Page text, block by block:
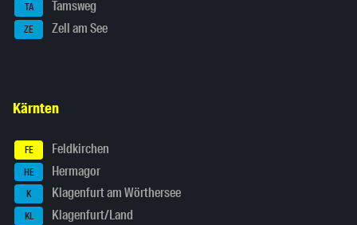
TA Tamsweg
ZE Zell am See
Kärnten
FE Feldkirchen
HE Hermagor
K Klagenfurt am Wörthersee
KL Klagenfurt/Land